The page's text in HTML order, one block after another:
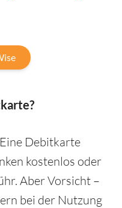
Debitkarte
kostenlos oder
Aber Vorsicht –
bei der Nutzung